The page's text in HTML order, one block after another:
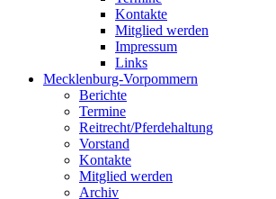
Kontakte
Mitglied werden
Impressum
Links
Mecklenburg-Vorpommern
Berichte
Termine
Reitrecht/Pferdehaltung
Vorstand
Kontakte
Mitglied werden
Archiv